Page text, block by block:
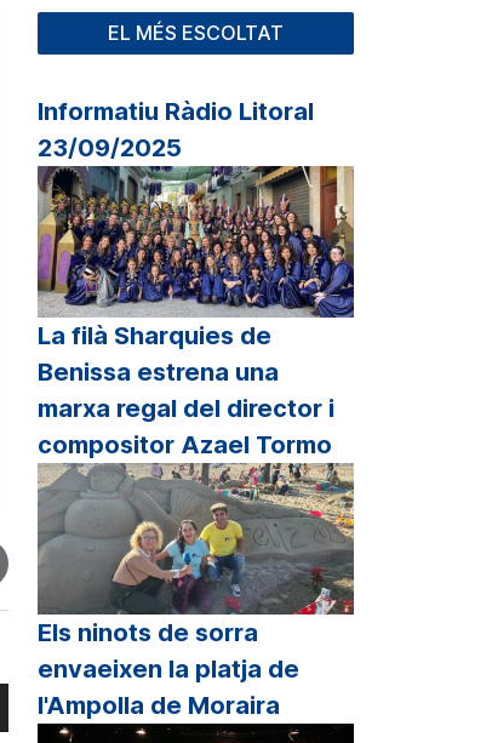
EL MÉS ESCOLTAT
Informatiu Ràdio Litoral
23/09/2025
La filà Sharquies de
Benissa estrena una
marxa regal del director i
compositor Azael Tormo
Els ninots de sorra
envaeixen la platja de
l'Ampolla de Moraira